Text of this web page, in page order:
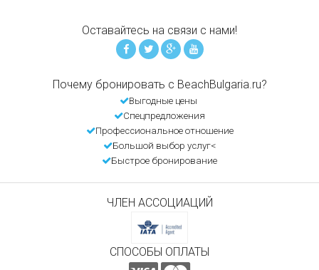
Оставайтесь на связи с нами!
Почему бронировать с BeachBulgaria.ru?
Выгодные цены
Спецпредложения
Профессиональное отношение
Большой выбор услуг<
Быстрое бронирование
ЧЛЕН АССОЦИАЦИЙ
СПОСОБЫ ОПЛАТЫ